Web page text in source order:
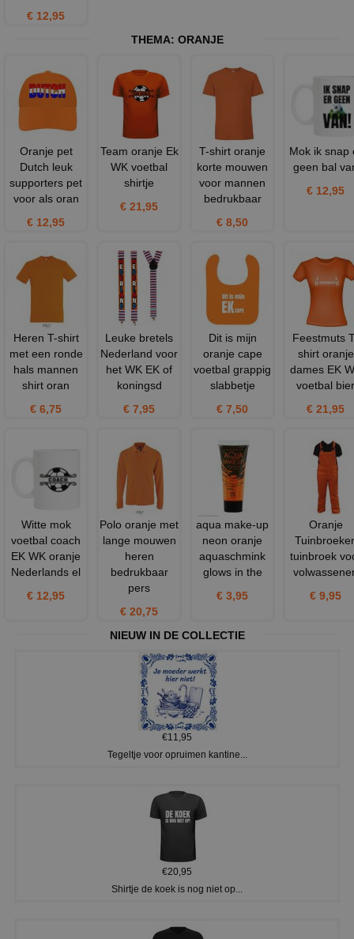
€ 12,95
THEMA: ORANJE
Oranje pet
Dutch leuk
supporters pet
voor als oran
€ 12,95
Team oranje Ek
WK voetbal
shirtje
€ 21,95
T-shirt oranje
korte mouwen
voor mannen
bedrukbaar
€ 8,50
Mok ik snap
geen bal
€ 12,95
Heren T-shirt
met een ronde
hals mannen
shirt oran
€ 6,75
Leuke bretels
Nederland voor
het WK EK of
koningsd
€ 7,95
Dit is mijn
oranje cape
voetbal grappig
slabbetje
€ 7,50
Feestmuts
shirt oranje
dames EK
voetbal bier
€ 21,95
Witte mok
voetbal coach
EK WK oranje
Nederlands el
€ 12,95
Polo oranje met
lange mouwen
heren
bedrukbaar
pers
€ 20,75
aqua make-up
neon oranje
aquaschmink
glows in the
€ 3,95
Oranje
tuinbroek
€ 9,95
NIEUW IN DE COLLECTIE
€11,95
Tegeltje voor opruimen kantine...
€20,95
Shirtje de koek is nog niet op...